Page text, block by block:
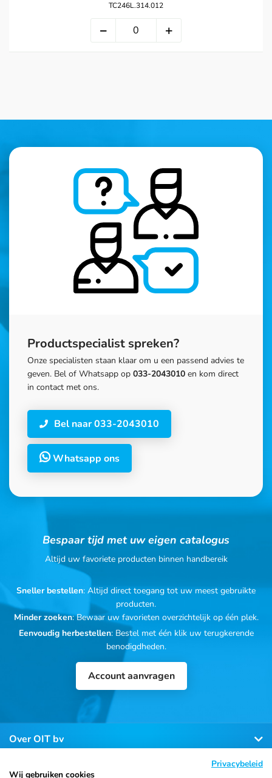
TC246L.314.012
Productspecialist spreken?
Onze specialisten staan klaar om u een passend advies te
geven. Bel of Whatsapp op 033-2043010 en kom direct
in contact met ons.
Bel naar 033-2043010
Whatsapp ons
Bespaar tijd met uw eigen catalogus
Altijd uw favoriete producten binnen handbereik
Sneller bestellen: Altijd direct toegang tot uw meest gebruikte
producten.
Minder zoeken: Bewaar uw favorieten overzichtelijk op één plek.
Eenvoudig herbestellen: Bestel met één klik uw terugkerende
benodigdheden.
Account aanvragen
Over OIT bv
Klantenservice
Privacybeleid
Wij gebruiken cookies